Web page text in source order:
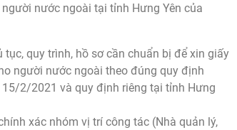
nước ngoài tại tỉnh Hưng Yên của
quy trình, hồ sơ cần chuẩn bị để xin giấy
người nước ngoài theo đúng quy định
2/2021 và quy định riêng tại tỉnh Hưng
xác nhóm vị trí công tác (Nhà quản lý,